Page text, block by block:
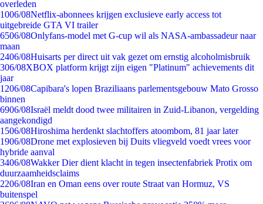
overleden
1006/08Netflix-abonnees krijgen exclusieve early access tot
uitgebreide GTA VI trailer
6506/08Onlyfans-model met G-cup wil als NASA-ambassadeur naar
maan
2406/08Huisarts per direct uit vak gezet om ernstig alcoholmisbruik
306/08XBOX platform krijgt zijn eigen "Platinum" achievements dit
jaar
1206/08Capibara's lopen Braziliaans parlementsgebouw Mato Grosso
binnen
6906/08Israël meldt dood twee militairen in Zuid-Libanon, vergelding
aangekondigd
1506/08Hiroshima herdenkt slachtoffers atoombom, 81 jaar later
1906/08Drone met explosieven bij Duits vliegveld voedt vrees voor
hybride aanval
3406/08Wakker Dier dient klacht in tegen insectenfabriek Protix om
duurzaamheidsclaims
2206/08Iran en Oman eens over route Straat van Hormuz, VS
buitenspel